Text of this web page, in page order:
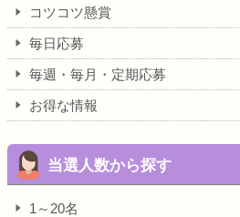
コツコツ懸賞
毎日応募
毎週・毎月・定期応募
お得な情報
当選人数から探す
1～20名